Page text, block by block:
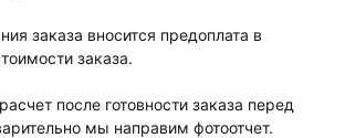
заказа вносится предоплата в
заказа.
после готовности заказа перед
мы направим фотоотчет.